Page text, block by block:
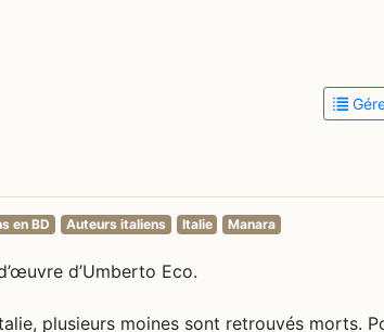
en BD Auteurs italiens Italie Manara
d’Umberto Eco.
plusieurs moines sont retrouvés morts.